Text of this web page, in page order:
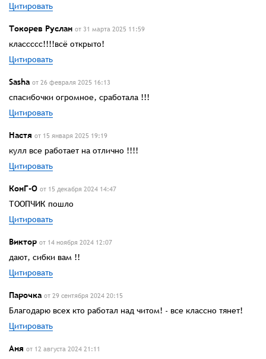
Цитировать
Токорев Руслан от 31 марта 2025 11:59
классссс!!!!всё открыто!
Цитировать
Sasha от 26 февраля 2025 16:13
спасибочки огромное, сработала !!!
Цитировать
Настя от 15 января 2025 19:19
кулл все работает на отлично !!!!
Цитировать
КонГ-О от 15 декабря 2024 14:47
ТООПЧИК пошло
Цитировать
Виктор от 14 ноября 2024 12:07
дают, сибки вам !!
Цитировать
Парочка от 29 сентября 2024 20:15
Благодарю всех кто работал над читом! - все классно тянет!
Цитировать
Аня от 12 августа 2024 21:11